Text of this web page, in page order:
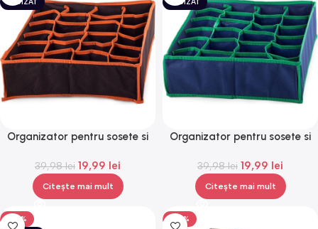
Organizator pentru sosete si
compartimente, 34x30x10
cm,Gonga®
39,98lei 19,99 lei
Citește mai mult
Organizator pentru sosete si
compartimente, 34x30x10
cm,Gonga®
39,98lei 19,99 lei
Citește mai mult
-50%
-50%